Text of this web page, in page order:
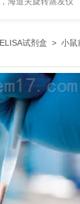
试剂盒 > 小鼠